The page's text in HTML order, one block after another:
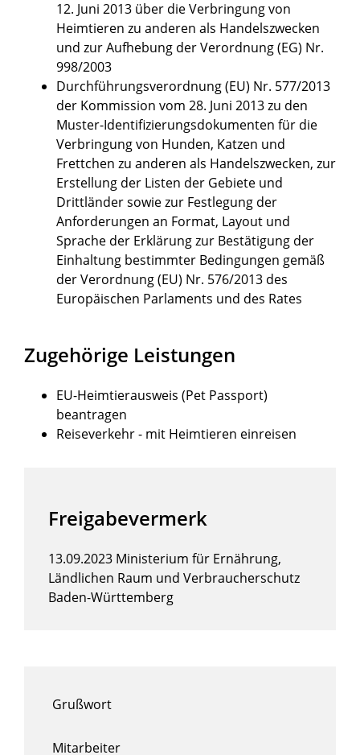
12. Juni 2013 über die Verbringung von
Heimtieren zu anderen als Handelszwecken
und zur Aufhebung der Verordnung (EG) Nr.
998/2003
Durchführungsverordnung (EU) Nr. 577/2013
der Kommission vom 28. Juni 2013 zu den
Muster-Identifizierungsdokumenten für die
Verbringung von Hunden, Katzen und
Frettchen zu anderen als Handelszwecken, zur
Erstellung der Listen der Gebiete und
Drittländer sowie zur Festlegung der
Anforderungen an Format, Layout und
Sprache der Erklärung zur Bestätigung der
Einhaltung bestimmter Bedingungen gemäß
der Verordnung (EU) Nr. 576/2013 des
Europäischen Parlaments und des Rates
Zugehörige Leistungen
EU-Heimtierausweis (Pet Passport)
beantragen
Reiseverkehr - mit Heimtieren einreisen
Freigabevermerk
13.09.2023 Ministerium für Ernährung,
Ländlichen Raum und Verbraucherschutz
Baden-Württemberg
Grußwort
Mitarbeiter